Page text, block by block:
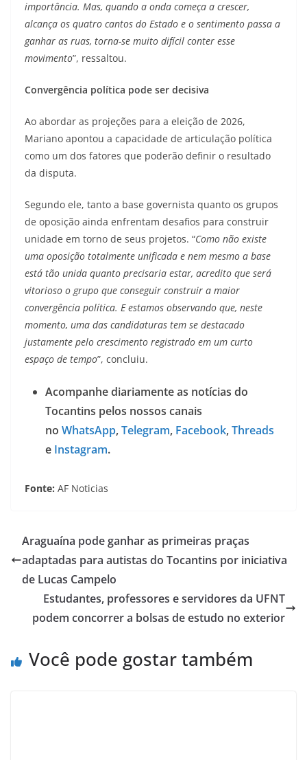
importância. Mas, quando a onda começa a crescer,
alcança os quatro cantos do Estado e o sentimento passa a
ganhar as ruas, torna-se muito difícil conter esse
movimento”, ressaltou.
Convergência política pode ser decisiva
Ao abordar as projeções para a eleição de 2026,
Mariano apontou a capacidade de articulação política
como um dos fatores que poderão definir o resultado
da disputa.
Segundo ele, tanto a base governista quanto os grupos
de oposição ainda enfrentam desafios para construir
unidade em torno de seus projetos. “Como não existe
uma oposição totalmente unificada e nem mesmo a base
está tão unida quanto precisaria estar, acredito que será
vitorioso o grupo que conseguir construir a maior
convergência política. E estamos observando que, neste
momento, uma das candidaturas tem se destacado
justamente pelo crescimento registrado em um curto
espaço de tempo”, concluiu.
Acompanhe diariamente as notícias do
Tocantins pelos nossos canais
no WhatsApp,Telegram, Facebook,Threads
e Instagram.
Fonte: AF Noticias
Araguaína pode ganhar as primeiras praças
adaptadas para autistas do Tocantins por iniciativa
de Lucas Campelo
Estudantes, professores e servidores da UFNT
podem concorrer a bolsas de estudo no exterior
Você pode gostar também